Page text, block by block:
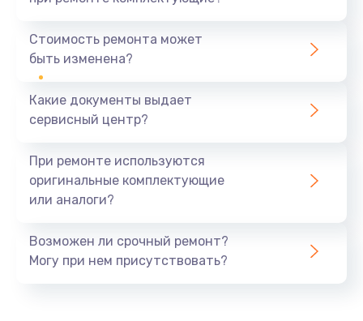
1440 руб.
Ремонт южного моста
Замена батарейки BIOS
Заказать
Стоимость ремонта может
быть изменена?
Какие документы выдает
сервисный центр?
При ремонте используются
оригинальные комплектующие
или аналоги?
Возможен ли срочный ремонт?
Могу при нем присутствовать?